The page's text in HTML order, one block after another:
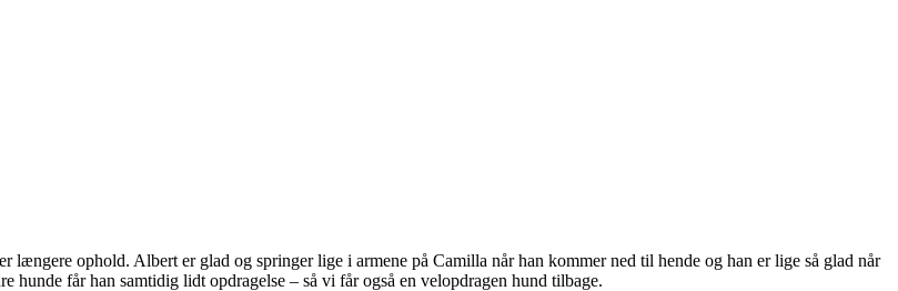
længere ophold. Albert er glad og springer lige i armene på Camilla når han kommer ned til hende og han er lige så glad når
får han samtidig lidt opdragelse – så vi får også en velopdragen hund tilbage.